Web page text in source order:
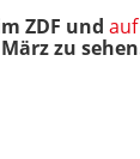
ZDF und
zu